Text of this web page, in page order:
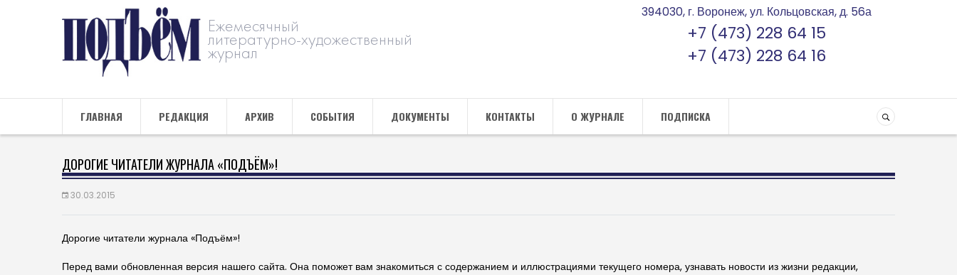
Ежемесячный
литературно-художественный
журнал
394030, г. Воронеж, ул. Кольцовская, д. 56а
+7 (473) 228 64 15
+7 (473) 228 64 16
ГЛАВНАЯ РЕДАКЦИЯ АРХИВ СОБЫТИЯ ДОКУМЕНТЫ КОНТАКТЫ О ЖУРНАЛЕ ПОДПИСКА
ДОРОГИЕ ЧИТАТЕЛИ ЖУРНАЛА «ПОДЪЁМ»!
30.03.2015
Дорогие читатели журнала «Подъём»!
Перед вами обновленная версия нашего сайта. Она поможет вам знакомиться с содержанием и иллюстрациями текущего номера, узнавать новости из жизни редакции,